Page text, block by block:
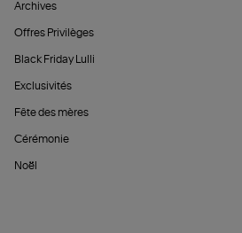
Archives
Offres Privilèges
Black Friday Lulli
Exclusivités
Fête des mères
Cérémonie
Noël